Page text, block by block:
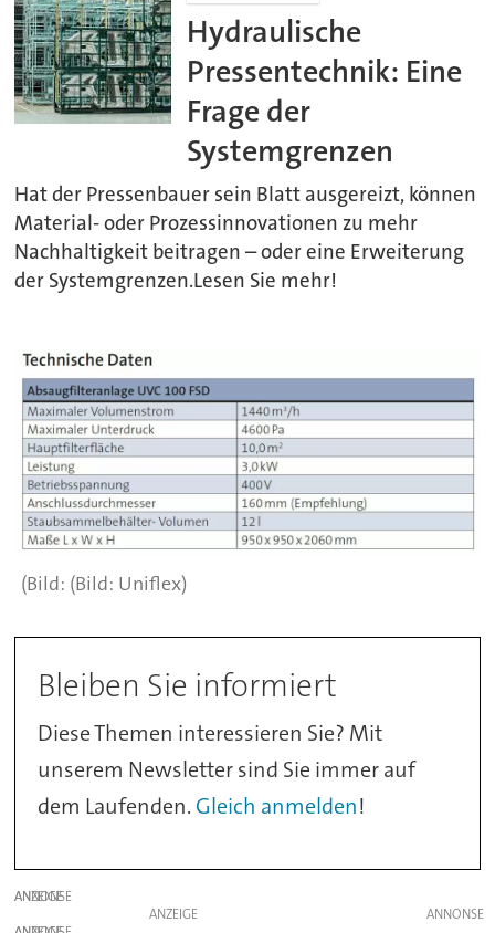
Hydraulische
Pressentechnik: Eine
Frage der
Systemgrenzen
Hat der Pressenbauer sein Blatt ausgereizt, können
Material- oder Prozessinnovationen zu mehr
Nachhaltigkeit beitragen – oder eine Erweiterung
der Systemgrenzen.Lesen Sie mehr!
(Bild: Uniflex)
Bleiben Sie informiert
Diese Themen interessieren Sie? Mit
unserem Newsletter sind Sie immer auf
dem Laufenden. Gleich anmelden!
ANZEIGE
ANZEIGE